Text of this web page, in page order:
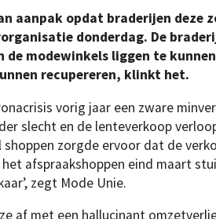
aanpak opdat braderijen deze
donderdag. De
modewinkels liggen te
recupereren, klinkt het.
vorig jaar een zware
slecht en de lenteverkoop
zorgde ervoor dat de
afspraakshoppen eind maart
zegt Mode Unie.
af met een hallucinant